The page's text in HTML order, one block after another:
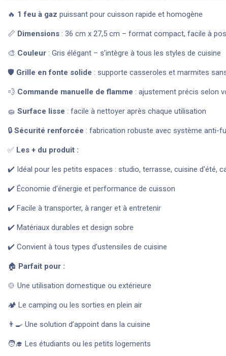
🔥 1 feu à gaz puissant pour cuisson rapide et homogène
📏 Dimensions : 36 cm x 27,5 cm – format compact, facile à
🎨 Couleur : Gris élégant – s’intègre à tous les styles de cuisine
🛡️ Grille en fonte solide : supporte casseroles et marmites
💨 Commande manuelle de flamme : ajustement précis selon
🧽 Surface lisse : facile à nettoyer après chaque utilisation
🔒 Sécurité renforcée : fabrication robuste avec système anti-
✅ Les + du produit :
✔️ Idéal pour les petits espaces : studio, terrasse, cuisine d'été,
✔️ Économie d’énergie et performance de cuisson
✔️ Facile à transporter, à ranger et à entretenir
✔️ Matériaux durables et design sobre
✔️ Convient à tous types d’ustensiles de cuisine
🏠 Parfait pour :
🍲 Une utilisation domestique ou extérieure
🏕️ Le camping ou les sorties en plein air
👨‍🍳 Une solution d’appoint dans la cuisine
🧑‍🎓 Les étudiants ou les petits logements